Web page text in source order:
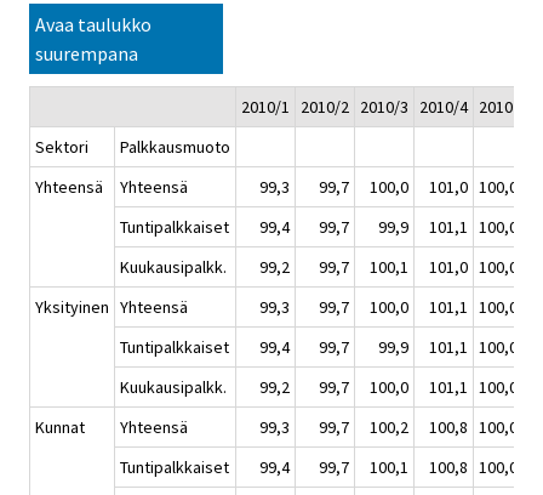
Avaa taulukko
suurempana
2010/1 2010/2 2010/3 2010/4 2010
Sektori
Palkkausmuoto
Yhteensä
Yhteensä 99,3 99,7 100,0 101,0 100,0
Tuntipalkkaiset
99,4 99,7 99,9 101,1 100,0
Kuukausipalkk.
99,2 99,7 100,1 101,0 100,0
Yksityinen Yhteensä 99,3 99,7 100,0 101,1 100,0
Tuntipalkkaiset
99,4 99,7 99,9 101,1 100,0
Kuukausipalkk.
99,2 99,7 100,0 101,1 100,0
Kunnat
Yhteensä 99,3 99,7 100,2 100,8 100,0
Tuntipalkkaiset
99,4 99,7 100,1 100,8 100,0